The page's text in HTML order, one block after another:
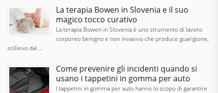
La terapia Bowen in Slovenia e il suo
magico tocco curativo
La terapia Bowen in Slovenia è uno strumento di lavoro
corporeo benigno e non invasivo che produce guarigione,
sollievo dal …
Come prevenire gli incidenti quando si
usano i tappetini in gomma per auto
I tappetini in gomma per auto hanno lo scopo di garantire